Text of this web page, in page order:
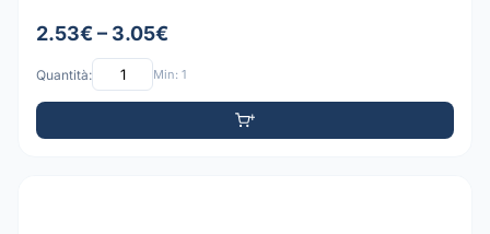
2.53€ – 3.05€
Quantità: Min: 1